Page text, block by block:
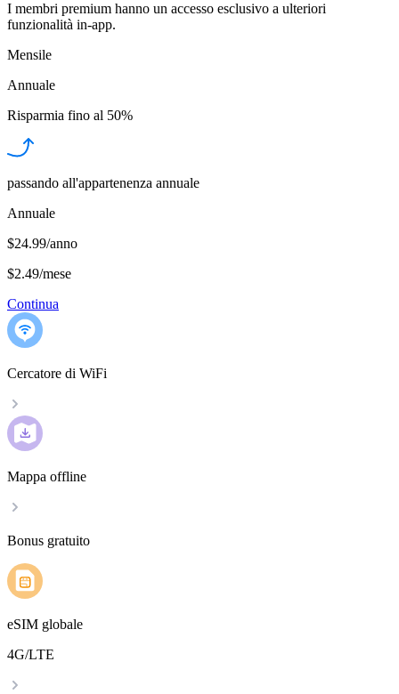
I membri premium hanno un accesso esclusivo a ulteriori
funzionalità in-app.
Mensile
Annuale
Risparmia fino al 50%
passando all'appartenenza annuale
Annuale
$24.99/anno
$2.49/mese
Continua
Cercatore di WiFi
Mappa offline
Bonus gratuito
eSIM globale
4G/LTE